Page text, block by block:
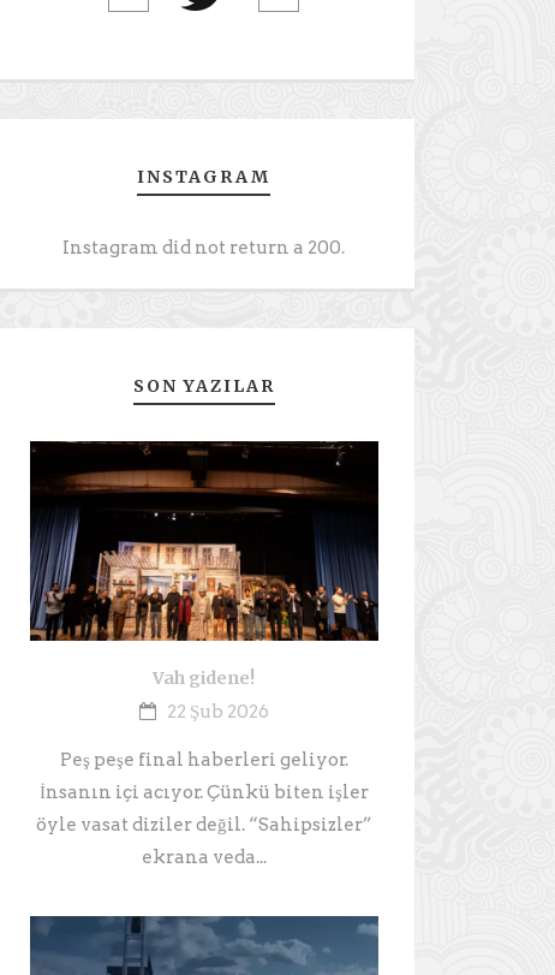
INSTAGRAM
Instagram did not return a 200.
SON YAZILAR
Vah gidene!
22 Şub 2026
Peş peşe final haberleri geliyor.
İnsanın içi acıyor. Çünkü biten işler
öyle vasat diziler değil. “Sahipsizler”
ekrana veda...